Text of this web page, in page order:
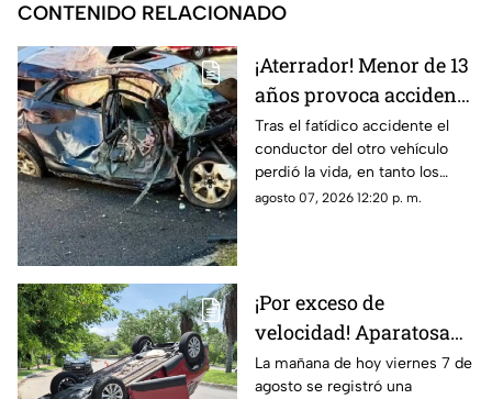
CONTENIDO RELACIONADO
¡Aterrador! Menor de 13
años provoca accidente
mortal; conducía un
AUTO robado con otros
seis menores
Tras el fatídico accidente el
conductor del otro vehículo
perdió la vida, en tanto los
menores de edad resultaron
agosto 07, 2026 12:20 p. m.
¡Por exceso de
velocidad! Aparatosa
VOLCADURA hoy
viernes 7 de agosto en
La mañana de hoy viernes 7 de
agosto se registró una